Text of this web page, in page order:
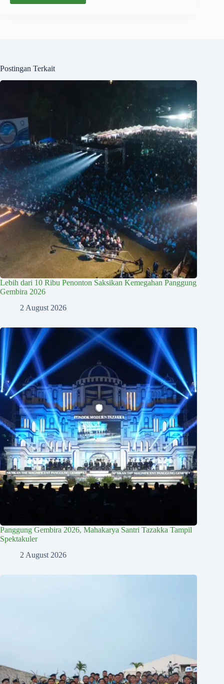
Postingan Terkait
Lebih dari 10 Ribu Penonton Saksikan Kemegahan Panggung
Gembira 2026
2 August 2026
Panggung Gembira 2026, Mahakarya Santri Tazakka Tampil
Spektakuler
2 August 2026